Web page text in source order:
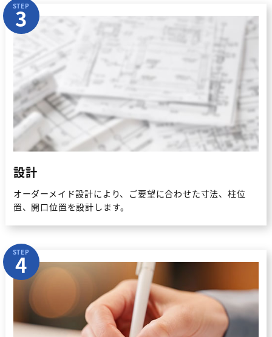
STEP
3
設計
オーダーメイド設計により、ご要望に合わせた寸法、柱位
置、開口位置を設計します。
STEP
4